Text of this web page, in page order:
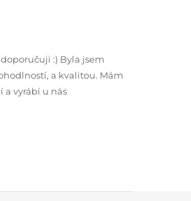
:) Byla jsem
a kvalitou. Mám
a vyrábí u nás